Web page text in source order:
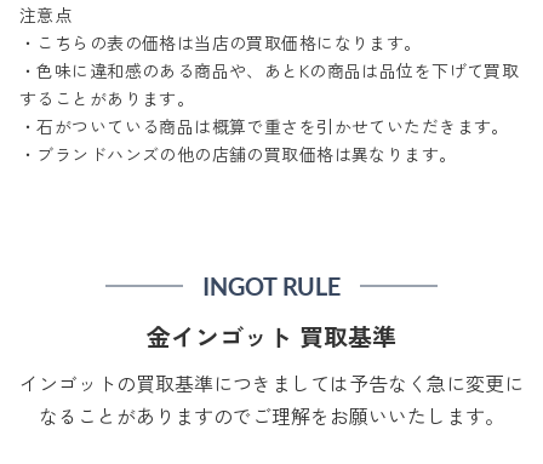
注意点
・こちらの表の価格は当店の買取価格になります。
・色味に違和感のある商品や、あとKの商品は品位を下げて買取
することがあります。
・石がついている商品は概算で重さを引かせていただきます。
・ブランドハンズの他の店舗の買取価格は異なります。
INGOT RULE
金インゴット 買取基準
インゴットの買取基準につきましては予告なく急に変更に
なることがありますのでご理解をお願いいたします。